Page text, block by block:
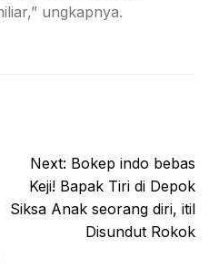
ungkapnya.
Next: Bokep indo bebas
Keji! Bapak Tiri di Depok
Siksa Anak seorang diri, itil
Disundut Rokok